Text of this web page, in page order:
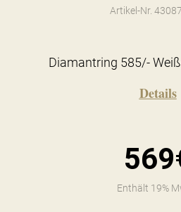
Artikel-Nr.
Diamantring 585/-
Details
Enthält 19%